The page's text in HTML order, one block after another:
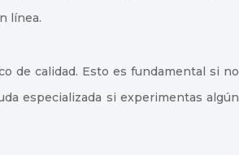
línea.
de calidad. Esto es fundamental si no
especializada si experimentas algún